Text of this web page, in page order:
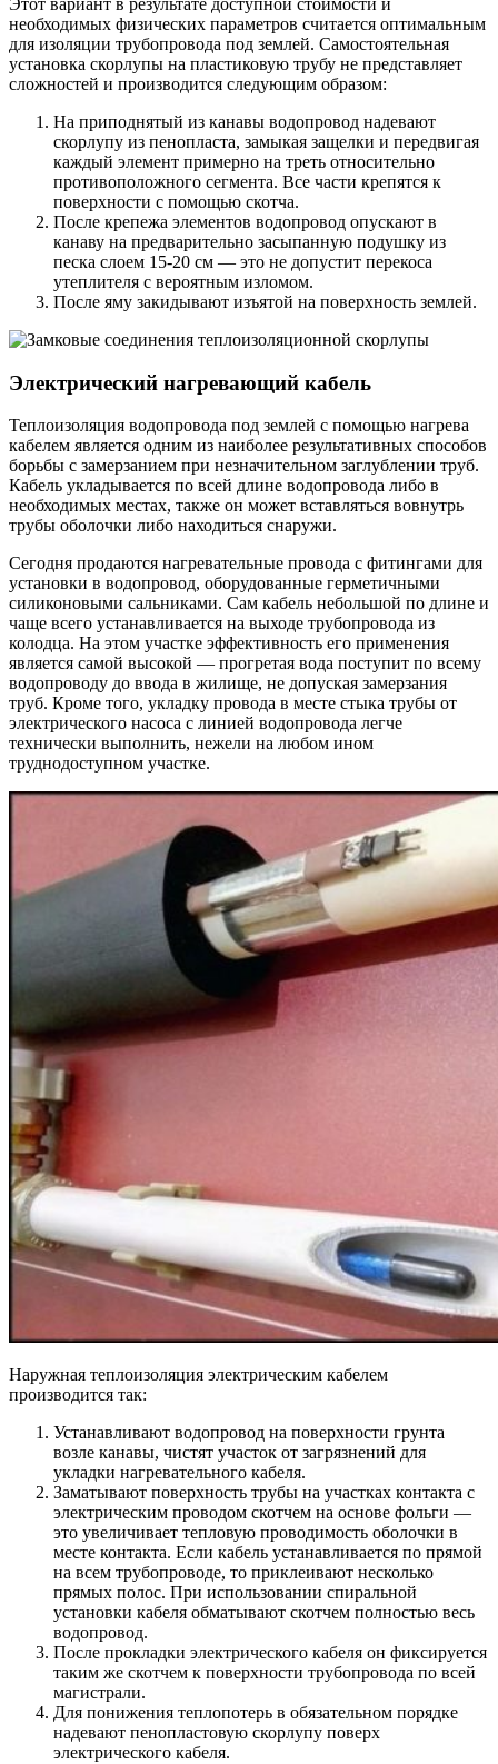
Этот вариант в результате доступной стоимости и
необходимых физических параметров считается оптимальным
для изоляции трубопровода под землей. Самостоятельная
установка скорлупы на пластиковую трубу не представляет
сложностей и производится следующим образом:
На приподнятый из канавы водопровод надевают
скорлупу из пенопласта, замыкая защелки и передвигая
каждый элемент примерно на треть относительно
противоположного сегмента. Все части крепятся к
поверхности с помощью скотча.
После крепежа элементов водопровод опускают в
канаву на предварительно засыпанную подушку из
песка слоем 15-20 см — это не допустит перекоса
утеплителя с вероятным изломом.
После яму закидывают изъятой на поверхность землей.
Электрический нагревающий кабель
Теплоизоляция водопровода под землей с помощью нагрева
кабелем является одним из наиболее результативных способов
борьбы с замерзанием при незначительном заглублении труб.
Кабель укладывается по всей длине водопровода либо в
необходимых местах, также он может вставляться вовнутрь
трубы оболочки либо находиться снаружи.
Сегодня продаются нагревательные провода с фитингами для
установки в водопровод, оборудованные герметичными
силиконовыми сальниками. Сам кабель небольшой по длине и
чаще всего устанавливается на выходе трубопровода из
колодца. На этом участке эффективность его применения
является самой высокой — прогретая вода поступит по всему
водопроводу до ввода в жилище, не допуская замерзания
труб. Кроме того, укладку провода в месте стыка трубы от
электрического насоса с линией водопровода легче
технически выполнить, нежели на любом ином
труднодоступном участке.
Наружная теплоизоляция электрическим кабелем
производится так:
Устанавливают водопровод на поверхности грунта
возле канавы, чистят участок от загрязнений для
укладки нагревательного кабеля.
Заматывают поверхность трубы на участках контакта с
электрическим проводом скотчем на основе фольги —
это увеличивает тепловую проводимость оболочки в
месте контакта. Если кабель устанавливается по прямой
на всем трубопроводе, то приклеивают несколько
прямых полос. При использовании спиральной
установки кабеля обматывают скотчем полностью весь
водопровод.
После прокладки электрического кабеля он фиксируется
таким же скотчем к поверхности трубопровода по всей
магистрали.
Для понижения теплопотерь в обязательном порядке
надевают пенопластовую скорлупу поверх
электрического кабеля.